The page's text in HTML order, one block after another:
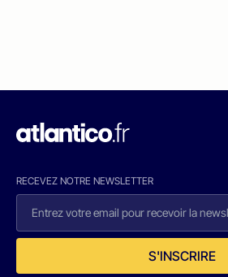
RECEVEZ NOTRE NEWSLETTER
S'INSCRIRE